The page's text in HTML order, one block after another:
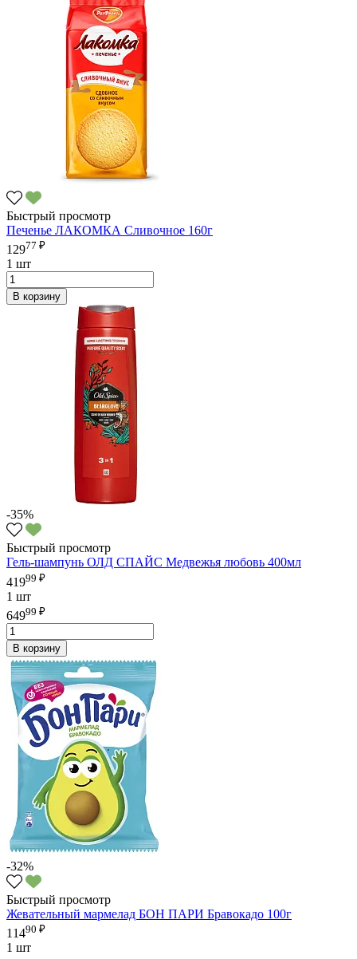
Быстрый просмотр
Печенье ЛАКОМКА Сливочное 160г
12977 ₽
1 шт
В корзину
-35%
Быстрый просмотр
Гель-шампунь ОЛД СПАЙС Медвежья любовь 400мл
41999 ₽
1 шт
64999 ₽
В корзину
-32%
Быстрый просмотр
Жевательный мармелад БОН ПАРИ Бравокадо 100г
11490 ₽
1 шт